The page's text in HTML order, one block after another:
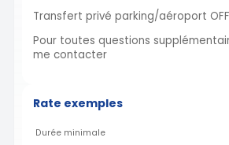
Transfert privé parking/aéroport
Pour toutes questions
me contacter
Rate exemples
Durée minimale